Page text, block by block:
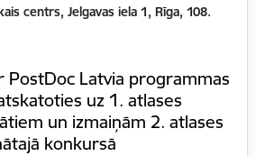
centrs, Jelgavas iela 1, Rīga, 108.
PostDoc Latvia programmas
uz 1. atlases
un izmaiņām 2. atlases
konkursā